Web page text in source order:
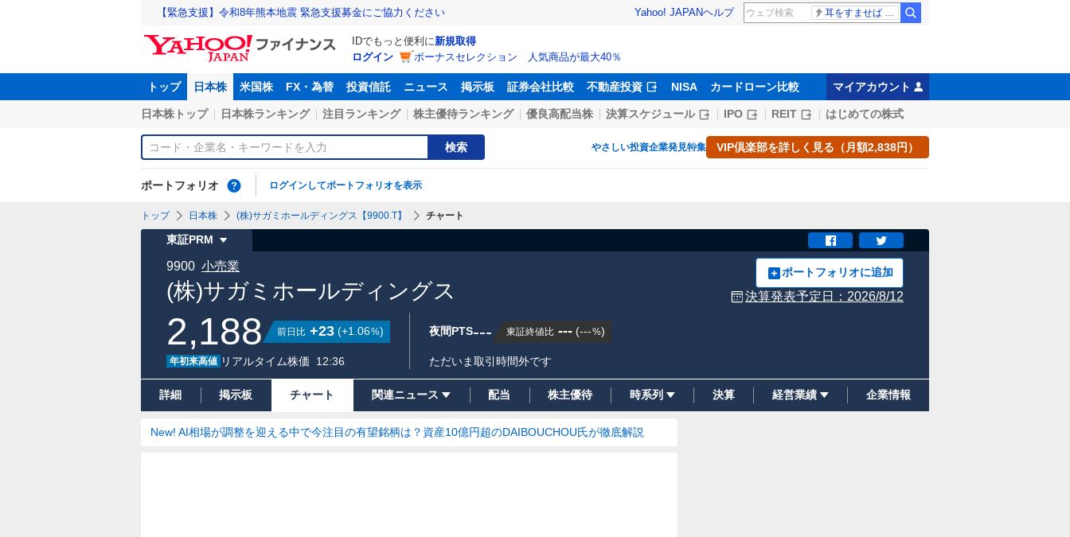
【緊急支援】令和8年熊本地震 緊急支援募金にご協力ください Yahoo! JAPANヘルプ 耳をすませば スタジオジブリ
IDでもっと便利に新規取得
ログイン
ボーナスセレクション 人気商品が最大40％
トップ 日本株 米国株 FX・為替 投資信託 ニュース 掲示板 証券会社比較 不動産投資 NISA カードローン比較 マイアカウント
日本株トップ 日本株ランキング 注目ランキング 株主優待ランキング 優良高配当株 決算スケジュール IPO REIT はじめての株式
検索 やさしい投資企業発見特集 VIP倶楽部を詳しく見る（月額2,838円）
ポートフォリオ ログインしてポートフォリオを表示
トップ 日本株 (株)サガミホールディングス【9900.T】 チャート
東証PRM
(株)サガミホールディングス
9900 小売業 ポートフォリオに追加
決算発表予定日： 2026/8/12
2,188 前日比 +23 (+1.06%)
年初来高値 リアルタイム株価 12:36
夜間PTS--- 東証終値比 --- (---%)
ただいま取引時間外です
詳細 掲示板 チャート 関連ニュース 配当 株主優待 時系列 決算 経営業績 企業情報
New! AI相場が調整を迎える中で今注目の有望銘柄は？資産10億円超のDAIBOUCHOU氏が徹底解説